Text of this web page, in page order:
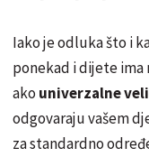
Iako je odluka što i
ponekad i dijete ima
ako univerzalne
odgovaraju vašem
za standardno